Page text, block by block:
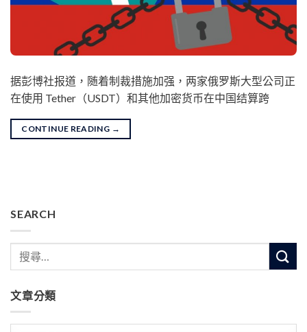
SEARCH
文章分類
据彭博社报道，随着制裁措施加强，两家俄罗斯大型公司正
在使用 Tether（USDT）和其他加密货币在中国结算跨
CONTINUE READING →